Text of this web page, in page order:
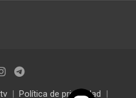
Política de privacidad